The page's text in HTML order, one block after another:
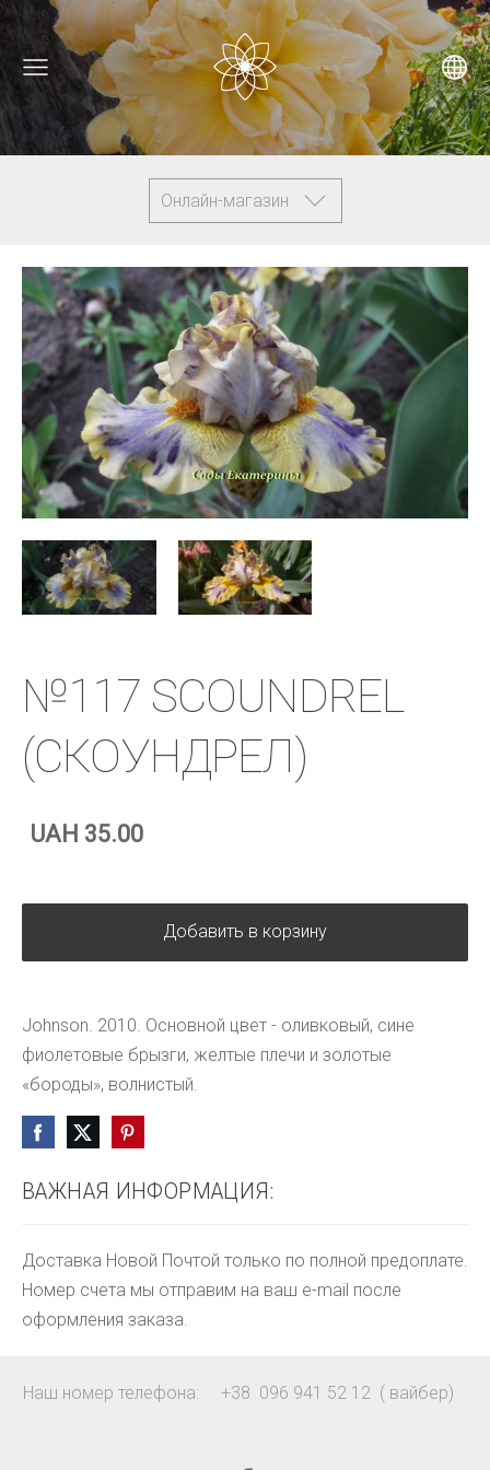
Онлайн-магазин
ВАЖНАЯ ИНФОРМАЦИЯ:
Доставка Новой Почтой только по полной предоплате.
Номер счета мы отправим на ваш e-mail после
оформления заказа.
№117 SCOUNDREL
(СКОУНДРЕЛ)
UAH 35.00
Добавить в корзину
Johnson. 2010. Основной цвет - оливковый, сине
фиолетовые брызги, желтые плечи и золотые
«бороды», волнистый.
Наш номер телефона: +38 096 941 52 12 ( вайбер)